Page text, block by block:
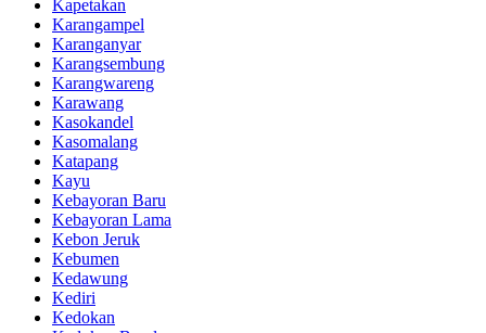
Kapetakan
Karangampel
Karanganyar
Karangsembung
Karangwareng
Karawang
Kasokandel
Kasomalang
Katapang
Kayu
Kebayoran Baru
Kebayoran Lama
Kebon Jeruk
Kebumen
Kedawung
Kediri
Kedokan